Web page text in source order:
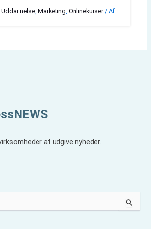
, Marketing Onlinekurser/ Af
at udgive nyheder.